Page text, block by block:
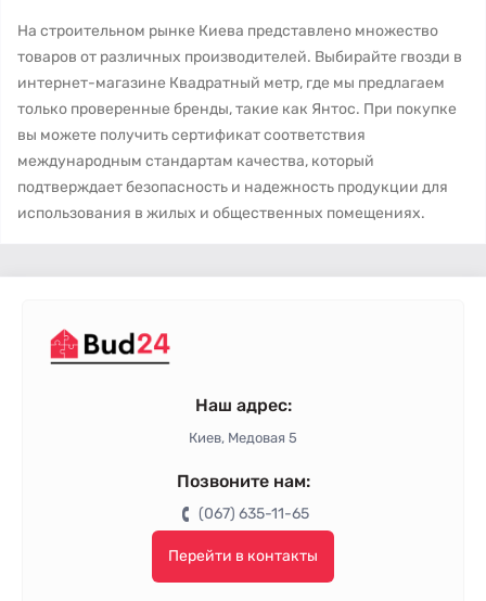
На строительном рынке Киева представлено множество
товаров от различных производителей. Выбирайте гвозди в
интернет-магазине Квадратный метр, где мы предлагаем
только проверенные бренды, такие как Янтос. При покупке
вы можете получить сертификат соответствия
международным стандартам качества, который
подтверждает безопасность и надежность продукции для
использования в жилых и общественных помещениях.
Наш адрес:
Киев, Медовая 5
Позвоните нам:
(067) 635-11-65
Перейти в контакты